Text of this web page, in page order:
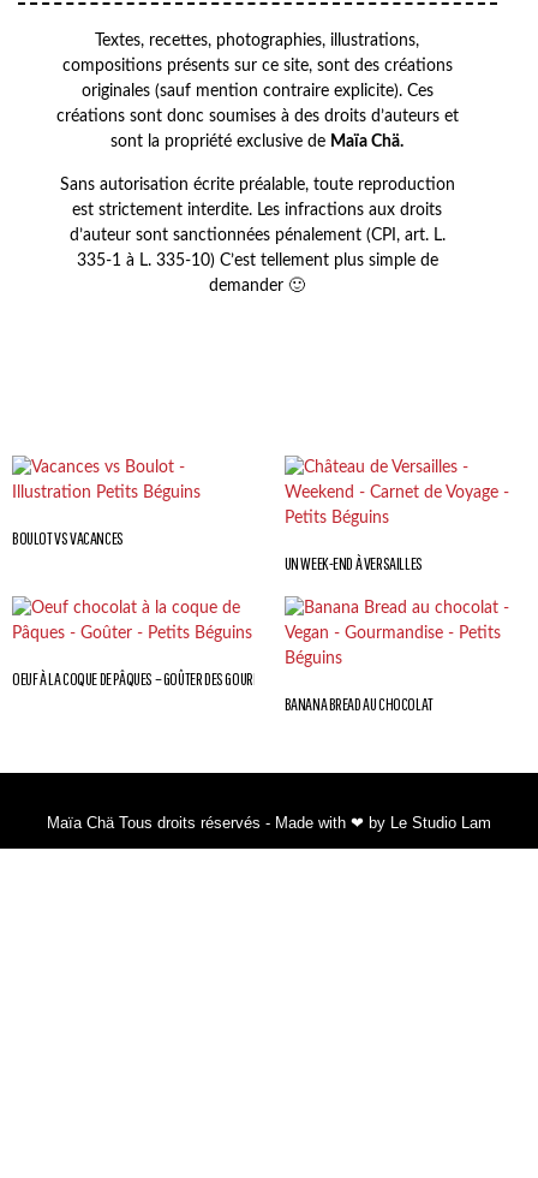
Textes, recettes, photographies, illustrations,
compositions présents sur ce site, sont des créations
originales (sauf mention contraire explicite). Ces
créations sont donc soumises à des droits d’auteurs et
sont la propriété exclusive de Maïa Chä.
Sans autorisation écrite préalable, toute reproduction
est strictement interdite. Les infractions aux droits
d’auteur sont sanctionnées pénalement (CPI, art. L.
335-1 à L. 335-10) C’est tellement plus simple de
demander 🙂
BOULOT VS VACANCES
UN WEEK-END À VERSAILLES
OEUF À LA COQUE DE PÂQUES – GOÛTER DES GOURMANDS
BANANA BREAD AU CHOCOLAT
Maïa Chä Tous droits réservés - Made with ❤ by Le Studio Lam